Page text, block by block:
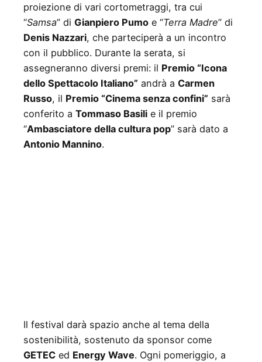
proiezione di vari cortometraggi, tra cui
“Samsa” di Gianpiero Pumo e “Terra Madre” di
Denis Nazzari, che parteciperà a un incontro
con il pubblico. Durante la serata, si
assegneranno diversi premi: il Premio “Icona
dello Spettacolo Italiano” andrà a Carmen
Russo, il Premio “Cinema senza confini” sarà
conferito a Tommaso Basili e il premio
“Ambasciatore della cultura pop” sarà dato a
Antonio Mannino.
Il festival darà spazio anche al tema della
sostenibilità, sostenuto da sponsor come
GETEC ed Energy Wave. Ogni pomeriggio, a